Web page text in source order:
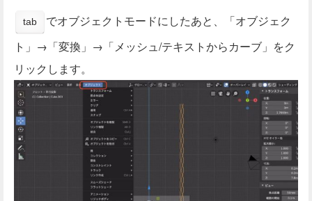
tab
でオブジェクトモードにしたあと、「オブジェク
ト」→「変換」→「メッシュ/テキストからカーブ」をク
リックします。